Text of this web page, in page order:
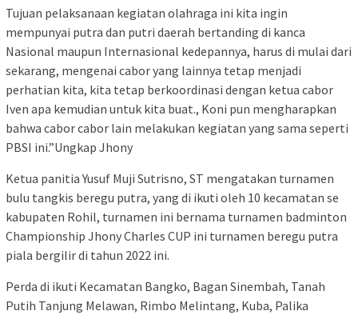
Tujuan pelaksanaan kegiatan olahraga ini kita ingin
mempunyai putra dan putri daerah bertanding di kanca
Nasional maupun Internasional kedepannya, harus di mulai dari
sekarang, mengenai cabor yang lainnya tetap menjadi
perhatian kita, kita tetap berkoordinasi dengan ketua cabor
Iven apa kemudian untuk kita buat., Koni pun mengharapkan
bahwa cabor cabor lain melakukan kegiatan yang sama seperti
PBSI ini.”Ungkap Jhony
Ketua panitia Yusuf Muji Sutrisno, ST mengatakan turnamen
bulu tangkis beregu putra, yang di ikuti oleh 10 kecamatan se
kabupaten Rohil, turnamen ini bernama turnamen badminton
Championship Jhony Charles CUP ini turnamen beregu putra
piala bergilir di tahun 2022 ini.
Perda di ikuti Kecamatan Bangko, Bagan Sinembah, Tanah
Putih Tanjung Melawan, Rimbo Melintang, Kuba, Palika